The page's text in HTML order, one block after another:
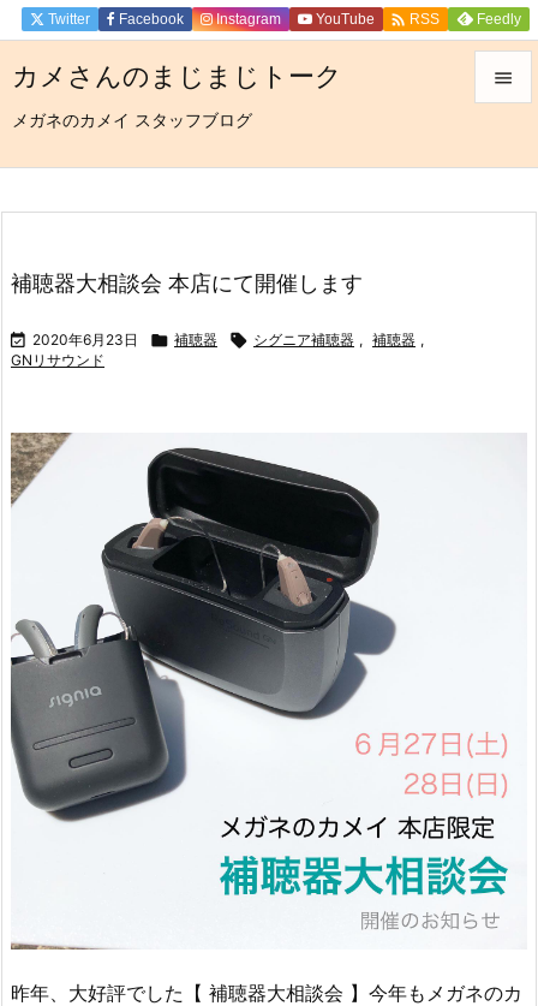
カメさんのまじまじトーク
メガネのカメイ スタッフブログ

サイド
Twitter Facebook Instagram YouTube  RSS Feedly
補聴器大相談会 本店にて開催します
 2020年6月23日  補聴器  シグニア補聴器 , 補聴器 ,
GNリサウンド
昨年、大好評でした【 補聴器大相談会 】今年もメガネのカ